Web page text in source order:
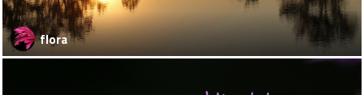
flora